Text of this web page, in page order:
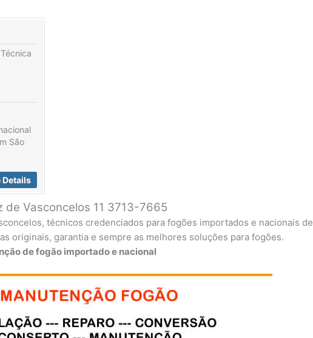
São
Details
de Vasconcelos 11 3713-7665
técnicos credenciados para fogões importados e nacionais de
originais, garantia e sempre as melhores soluções para fogões.
de fogão importado e nacional